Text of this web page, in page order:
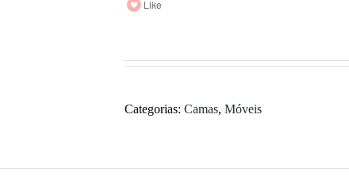
Like
Categorias: Camas, Móveis